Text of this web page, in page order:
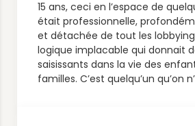
15 ans, ceci en l’espace de
était professionnelle,
et détachée de tout les
logique implacable qui donnait
saisissants dans la vie des
familles. C’est quelqu’un qu’on